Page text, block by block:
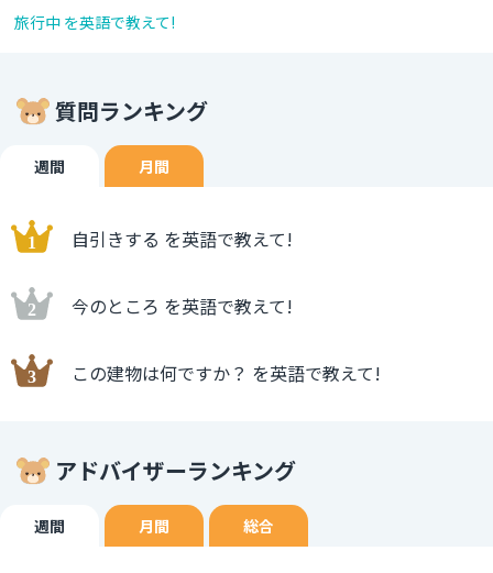
旅行中 を英語で教えて!
質問ランキング
週間 月間
自引きする を英語で教えて!
今のところ を英語で教えて!
この建物は何ですか？ を英語で教えて!
アドバイザーランキング
週間 月間 総合